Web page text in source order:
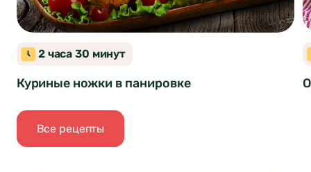
Блюда из мяса птицы
2 часа 30 минут
Куриные ножки в панировке
Все рецепты